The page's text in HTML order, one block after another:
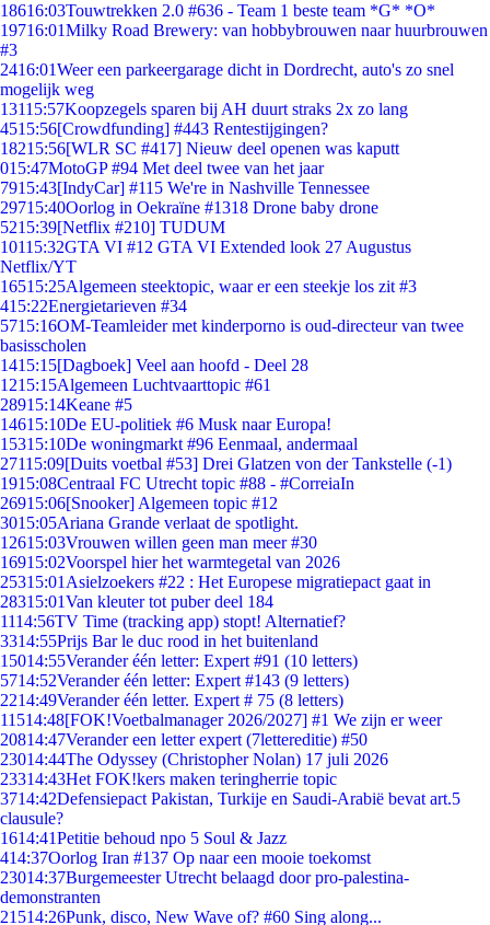
18616:03Touwtrekken 2.0 #636 - Team 1 beste team *G* *O*
19716:01Milky Road Brewery: van hobbybrouwen naar huurbrouwen
#3
2416:01Weer een parkeergarage dicht in Dordrecht, auto's zo snel
mogelijk weg
13115:57Koopzegels sparen bij AH duurt straks 2x zo lang
4515:56[Crowdfunding] #443 Rentestijgingen?
18215:56[WLR SC #417] Nieuw deel openen was kaputt
015:47MotoGP #94 Met deel twee van het jaar
7915:43[IndyCar] #115 We're in Nashville Tennessee
29715:40Oorlog in Oekraïne #1318 Drone baby drone
5215:39[Netflix #210] TUDUM
10115:32GTA VI #12 GTA VI Extended look 27 Augustus
Netflix/YT
16515:25Algemeen steektopic, waar er een steekje los zit #3
415:22Energietarieven #34
5715:16OM-Teamleider met kinderporno is oud-directeur van twee
basisscholen
1415:15[Dagboek] Veel aan hoofd - Deel 28
1215:15Algemeen Luchtvaarttopic #61
28915:14Keane #5
14615:10De EU-politiek #6 Musk naar Europa!
15315:10De woningmarkt #96 Eenmaal, andermaal
27115:09[Duits voetbal #53] Drei Glatzen von der Tankstelle (-1)
1915:08Centraal FC Utrecht topic #88 - #CorreiaIn
26915:06[Snooker] Algemeen topic #12
3015:05Ariana Grande verlaat de spotlight.
12615:03Vrouwen willen geen man meer #30
16915:02Voorspel hier het warmtegetal van 2026
25315:01 Asielzoekers #22 : Het Europese migratiepact gaat in
28315:01Van kleuter tot puber deel 184
1114:56TV Time (tracking app) stopt! Alternatief?
3314:55Prijs Bar le duc rood in het buitenland
15014:55Verander één letter: Expert #91 (10 letters)
5714:52Verander één letter: Expert #143 (9 letters)
2214:49Verander één letter. Expert # 75 (8 letters)
11514:48[FOK!Voetbalmanager 2026/2027] #1 We zijn er weer
20814:47Verander een letter expert (7lettereditie) #50
23014:44The Odyssey (Christopher Nolan) 17 juli 2026
23314:43Het FOK!kers maken teringherrie topic
3714:42Defensiepact Pakistan, Turkije en Saudi-Arabië bevat art.5
clausule?
1614:41Petitie behoud npo 5 Soul & Jazz
414:37Oorlog Iran #137 Op naar een mooie toekomst
23014:37Burgemeester Utrecht belaagd door pro-palestina-
demonstranten
21514:26Punk, disco, New Wave of? #60 Sing along...